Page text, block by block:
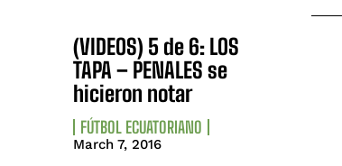
(VIDEOS) 5 de 6: LOS
TAPA – PENALES se
hicieron notar
FÚTBOL ECUATORIANO
March 7, 2016